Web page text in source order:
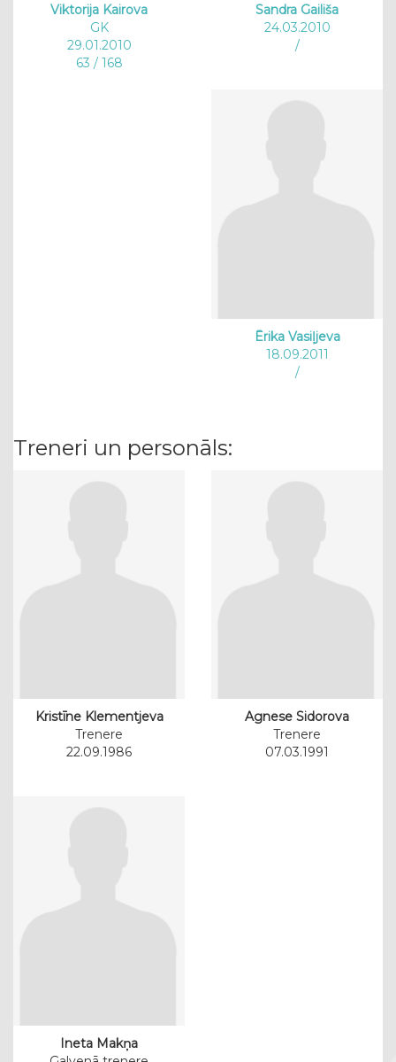
Viktorija Kairova
GK
29.01.2010
63 / 168
Sandra Gailiša
24.03.2010
/
Ērika Vasiļjeva
18.09.2011
/
Treneri un personāls:
Kristīne Klementjeva
Trenere
22.09.1986
Agnese Sidorova
Trenere
07.03.1991
Ineta Makņa